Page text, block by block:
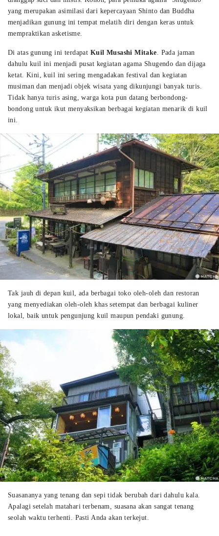
yang merupakan asimilasi dari kepercayaan Shinto dan Buddha
menjadikan gunung ini tempat melatih diri dengan keras untuk
mempraktikan asketisme.
Di atas gunung ini terdapat Kuil Musashi Mitake . Pada jaman
dahulu kuil ini menjadi pusat kegiatan agama Shugendo dan dijaga
ketat. Kini, kuil ini sering mengadakan festival dan kegiatan
musiman dan menjadi objek wisata yang dikunjungi banyak turis.
Tidak hanya turis asing, warga kota pun datang berbondong-
bondong untuk ikut menyaksikan berbagai kegiatan menarik di kuil
ini.
Tak jauh di depan kuil, ada berbagai toko oleh-oleh dan restoran
yang menyediakan oleh-oleh khas setempat dan berbagai kuliner
lokal, baik untuk pengunjung kuil maupun pendaki gunung.
Suasananya yang tenang dan sepi tidak berubah dari dahulu kala.
Apalagi setelah matahari terbenam, suasana akan sangat tenang
seolah waktu terhenti. Pasti Anda akan terkejut.